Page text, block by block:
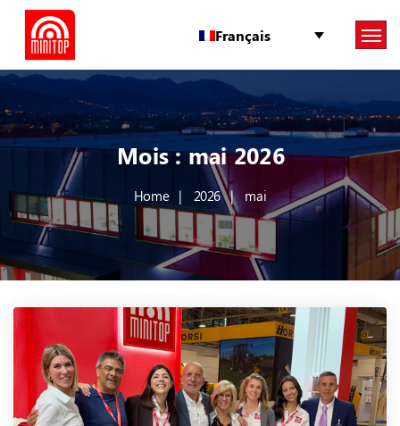
Français
Mois :mai 2026
Home 2026 mai